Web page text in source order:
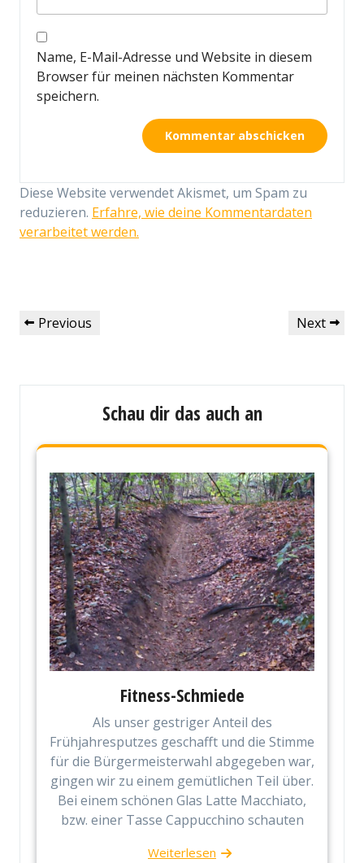
Name, E-Mail-Adresse und Website in diesem
Browser für meinen nächsten Kommentar
speichern.
Diese Website verwendet Akismet, um Spam zu
reduzieren. Erfahre, wie deine Kommentardaten
verarbeitet werden.
Beitragsnavigation
Previous
Previous
Next
Next
Schau dir das auch an
Fitness-Schmiede
Als unser gestriger Anteil des
Frühjahresputzes geschafft und die Stimme
für die Bürgermeisterwahl abgegeben war,
gingen wir zu einem gemütlichen Teil über.
Bei einem schönen Glas Latte Macchiato,
bzw. einer Tasse Cappucchino schauten
Weiterlesen